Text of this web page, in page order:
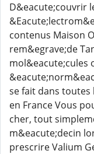
D&eacute;couvrir
contenus Maison
rem&egrave;de
mol&eacute;cules
se fait dans toutes
en France Vous
cher, tout
m&eacute;decin
prescrire Valium